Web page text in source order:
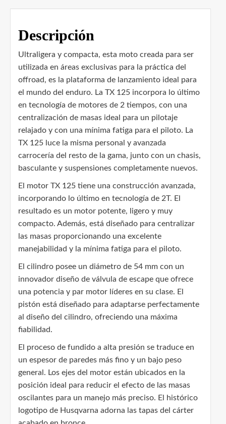
Descripción
Ultraligera y compacta, esta moto creada para ser
utilizada en áreas exclusivas para la práctica del
offroad, es la plataforma de lanzamiento ideal para
el mundo del enduro. La TX 125 incorpora lo último
en tecnología de motores de 2 tiempos, con una
centralización de masas ideal para un pilotaje
relajado y con una mínima fatiga para el piloto. La
TX 125 luce la misma personal y avanzada
carrocería del resto de la gama, junto con un chasis,
basculante y suspensiones completamente nuevos.
El motor TX 125 tiene una construcción avanzada,
incorporando lo último en tecnología de 2T. El
resultado es un motor potente, ligero y muy
compacto. Además, está diseñado para centralizar
las masas proporcionando una excelente
manejabilidad y la mínima fatiga para el piloto.
El cilindro posee un diámetro de 54 mm con un
innovador diseño de válvula de escape que ofrece
una potencia y par motor líderes en su clase. El
pistón está diseñado para adaptarse perfectamente
al diseño del cilindro, ofreciendo una máxima
fiabilidad.
El proceso de fundido a alta presión se traduce en
un espesor de paredes más fino y un bajo peso
general. Los ejes del motor están ubicados en la
posición ideal para reducir el efecto de las masas
oscilantes para un manejo más preciso. El histórico
logotipo de Husqvarna adorna las tapas del cárter